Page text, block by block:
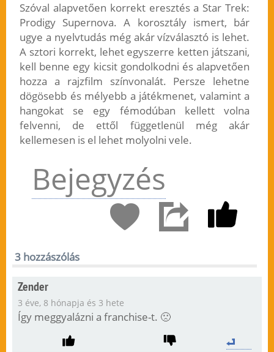
Szóval alapvetően korrekt eresztés a Star Trek:
Prodigy Supernova. A korosztály ismert, bár
ugye a nyelvtudás még akár vízválasztó is lehet.
A sztori korrekt, lehet egyszerre ketten játszani,
kell benne egy kicsit gondolkodni és alapvetően
hozza a rajzfilm színvonalát. Persze lehetne
dögösebb és mélyebb a játékmenet, valamint a
hangokat se egy fémodúban kellett volna
felvenni, de ettől függetlenül még akár
kellemesen is el lehet molyolni vele.
Bejegyzés
3 hozzászólás
Zender
3 éve, 8 hónapja és 3 hete
Így meggyalázni a franchise-t. 🙁